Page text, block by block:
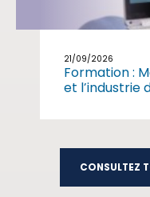
21/09/2026
Formation :
et l’industrie
CONSULTEZ